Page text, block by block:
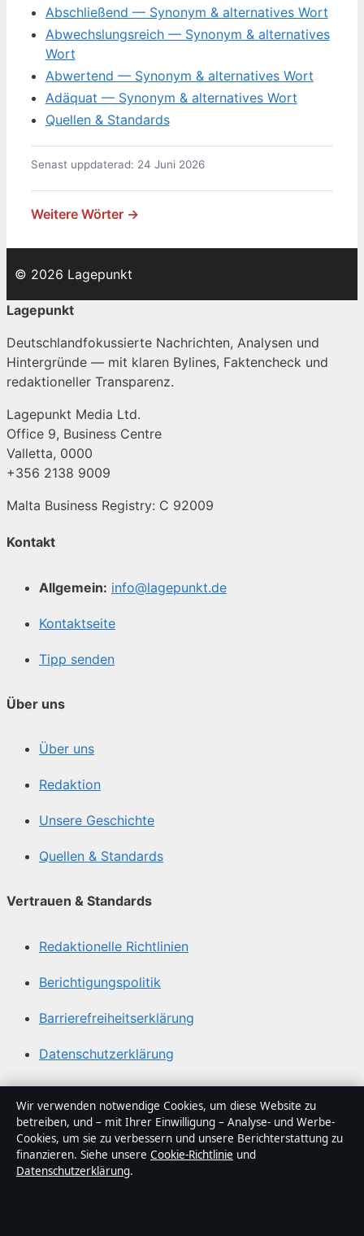
Abschließend — Synonym & alternatives Wort
Abwechslungsreich — Synonym & alternatives
Wort
Abwertend — Synonym & alternatives Wort
Adäquat — Synonym & alternatives Wort
Quellen & Standards
Senast uppdaterad: 24 Juni 2026
Weitere Wörter →
© 2026 Lagepunkt
Lagepunkt
Deutschlandfokussierte Nachrichten, Analysen und
Hintergründe — mit klaren Bylines, Faktencheck und
redaktioneller Transparenz.
Lagepunkt Media Ltd.
Office 9, Business Centre
Valletta, 0000
+356 2138 9009
Malta Business Registry: C 92009
Kontakt
Allgemein: info@lagepunkt.de
Kontaktseite
Tipp senden
Über uns
Über uns
Redaktion
Unsere Geschichte
Quellen & Standards
Vertrauen & Standards
Redaktionelle Richtlinien
Berichtigungspolitik
Barrierefreiheitserklärung
Datenschutzerklärung
Über Lagepunkt in Kürze
Lagepunkt ist ein unabhängiger digitaler
Nachrichtenanbieter mit Fokus auf Politik, Wirtschaft,
Technik und Gesellschaft in Deutschland. Jeder Artikel
Wir verwenden notwendige Cookies, um diese Website zu
betreiben, und – mit Ihrer Einwilligung – Analyse- und Werbe-
Cookies, um sie zu verbessern und unsere Berichterstattung zu
finanzieren. Siehe unsere Cookie-Richtlinie und
Datenschutzerklärung.